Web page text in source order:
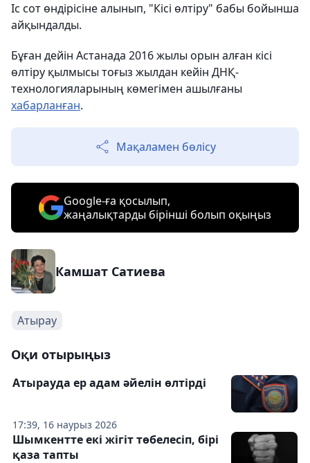
Іс сот өндірісіне алынып, "Кісі өлтіру" бабы бойынша
айқындалды.
Бұған дейін Астанада 2016 жылы орын алған кісі
өлтіру қылмысы тоғыз жылдан кейін ДНҚ-
технологияларының көмегімен ашылғаны
хабарланған.
Мақаламен бөлісу
Google-ға қосылып,
жаңалықтарды бірінші болып оқыңыз
Камшат Сатиева
Атырау
Оқи отырыңыз
17:39, 16 наурыз 2026
Атырауда ер адам әйелін өлтірді
Шымкентте екі жігіт төбелесіп, бірі
қаза тапты